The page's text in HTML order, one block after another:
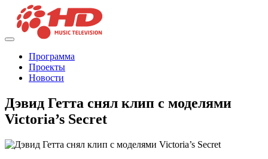
Программа
Проекты
Новости
Дэвид Гетта снял клип с моделями
Victoria’s Secret